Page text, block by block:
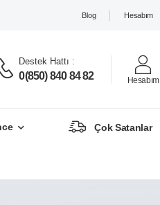
Blog Hesabım
Destek Hattı :
0(850) 840 84 82 Hesabım
Çok Satanlar